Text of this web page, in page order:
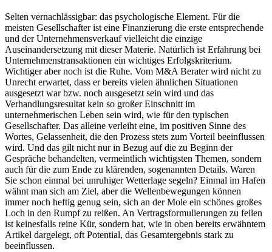
Selten vernachlässigbar: das psychologische Element. Für die
meisten Gesellschafter ist eine Finanzierung die erste entsprechende
und der Unternehmensverkauf vielleicht die einzige
Auseinandersetzung mit dieser Materie. Natürlich ist Erfahrung bei
Unternehmenstransaktionen ein wichtiges Erfolgskriterium.
Wichtiger aber noch ist die Ruhe. Vom M&A Berater wird nicht zu
Unrecht erwartet, dass er bereits vielen ähnlichen Situationen
ausgesetzt war bzw. noch ausgesetzt sein wird und das
Verhandlungsresultat kein so großer Einschnitt im
unternehmerischen Leben sein wird, wie für den typischen
Gesellschafter. Das alleine verleiht eine, im positiven Sinne des
Wortes, Gelassenheit, die den Prozess stets zum Vorteil beeinflussen
wird. Und das gilt nicht nur in Bezug auf die zu Beginn der
Gespräche behandelten, vermeintlich wichtigsten Themen, sondern
auch für die zum Ende zu klärenden, sogenannten Details. Waren
Sie schon einmal bei unruhiger Wetterlage segeln? Einmal im Hafen
wähnt man sich am Ziel, aber die Wellenbewegungen können
immer noch heftig genug sein, sich an der Mole ein schönes großes
Loch in den Rumpf zu reißen. An Vertragsformulierungen zu feilen
ist keinesfalls reine Kür, sondern hat, wie in oben bereits erwähntem
Artikel dargelegt, oft Potential, das Gesamtergebnis stark zu
beeinflussen.